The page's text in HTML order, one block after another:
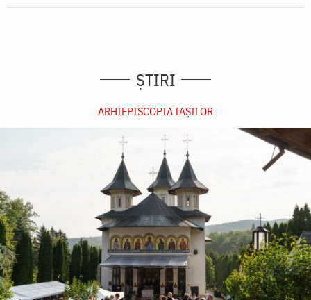
ȘTIRI
ARHIEPISCOPIA IAŞILOR